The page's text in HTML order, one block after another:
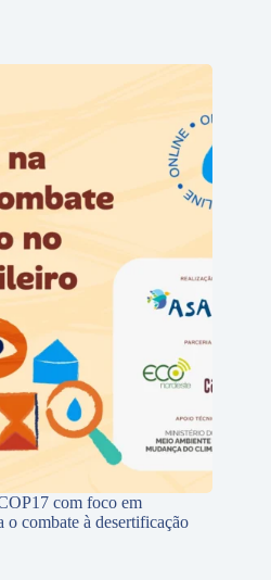
com foco em
o combate à desertificação